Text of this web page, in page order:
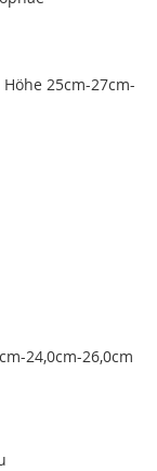
25cm-27cm-
24,0cm-26,0cm